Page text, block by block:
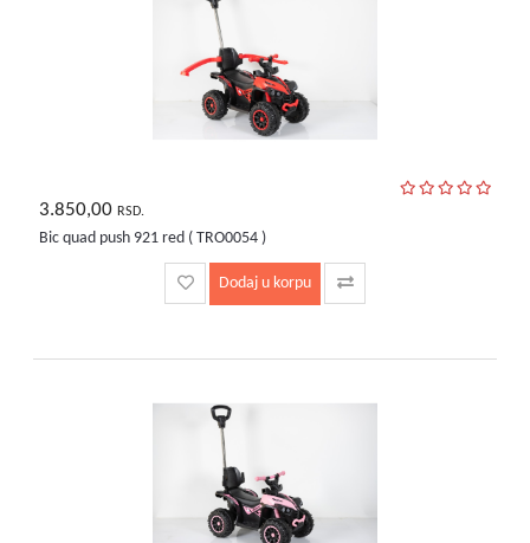
3.850,00 RSD.
Bic quad push 921 red ( TRO0054 )
Dodaj u korpu